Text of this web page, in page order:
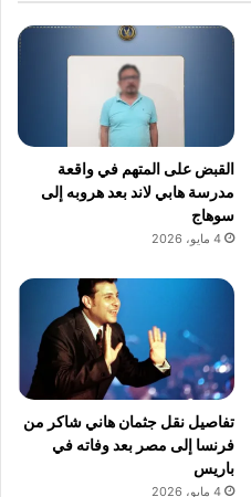
القبض على المتهم في واقعة
مدرسة هابي لاند بعد هروبه إلى
سوهاج
4 مايو، 2026
تفاصيل نقل جثمان هاني شاكر من
فرنسا إلى مصر بعد وفاته في
باريس
4 مايو، 2026